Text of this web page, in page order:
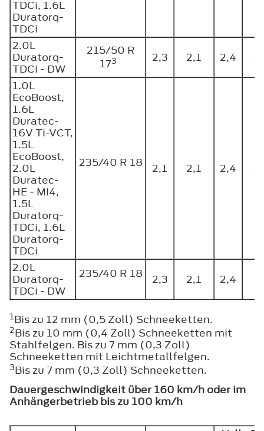
TDCi, 1.6L
Duratorq-
TDCi
2.0L
Duratorq-
TDCi - DW
215/50 R
173 2,3 2,1 2,4
1.0L
EcoBoost,
1.6L
Duratec-
16V Ti-VCT,
1.5L
EcoBoost,
2.0L
Duratec-
HE - MI4,
1.5L
Duratorq-
TDCi, 1.6L
Duratorq-
TDCi
235/40 R 18 2,1 2,1 2,4
2.0L
Duratorq-
TDCi - DW
235/40 R 18 2,3 2,1 2,4
1Bis zu 12 mm (0,5 Zoll) Schneeketten.
2Bis zu 10 mm (0,4 Zoll) Schneeketten mit
Stahlfelgen. Bis zu 7 mm (0,3 Zoll)
Schneeketten mit Leichtmetallfelgen.
3Bis zu 7 mm (0,3 Zoll) Schneeketten.
Dauergeschwindigkeit über 160 km/h oder im
Anhängerbetrieb bis zu 100 km/h